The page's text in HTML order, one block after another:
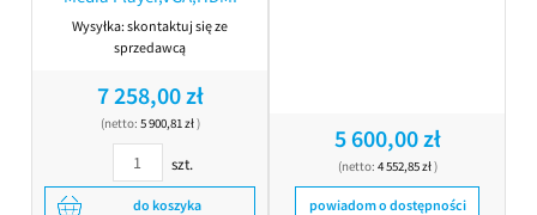
Wysyłka:skontaktuj się ze
sprzedawcą
7 258,00 zł
(netto: 5 900,81 zł)
szt.
do koszyka
5 600,00 zł
(netto: 4 552,85 zł)
powiadom o dostępności